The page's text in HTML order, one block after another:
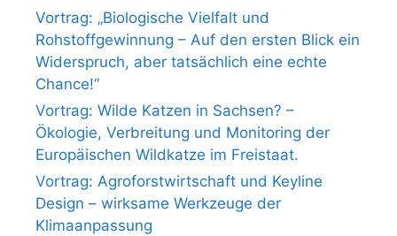
Vortrag: „Biologische Vielfalt und
Rohstoffgewinnung – Auf den ersten Blick ein
Widerspruch, aber tatsächlich eine echte
Chance!“
Vortrag: Wilde Katzen in Sachsen? –
Ökologie, Verbreitung und Monitoring der
Europäischen Wildkatze im Freistaat.
Vortrag: Agroforstwirtschaft und Keyline
Design – wirksame Werkzeuge der
Klimaanpassung